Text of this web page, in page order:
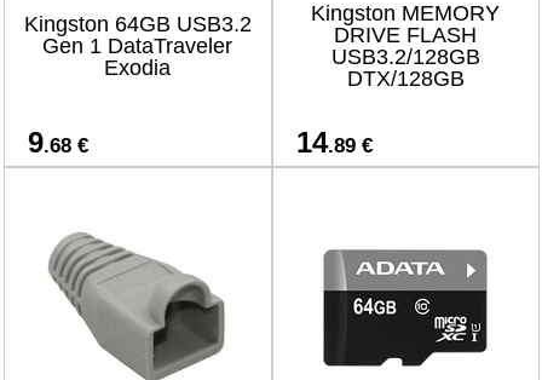
Kingston 64GB USB3.2
Gen 1 DataTraveler
Exodia
9.68 €
Kingston MEMORY
DRIVE FLASH
USB3.2/128GB
DTX/128GB
14.89 €